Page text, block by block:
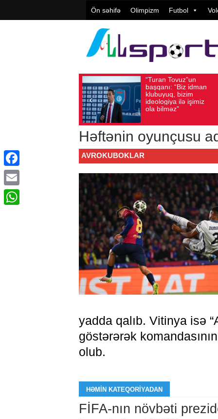
Ön səhifə Olimpizm Futbol
başqanı: “Biz idman
klubuyuq, bizim
ideologiya ilə işimiz
ola bilməz”
Avqust 05, 2026
Həftənin oyunçusu
AVROKUBOKLAR
yadda qalıb. Vitinya isə
göstərərək
olub.
HƏMIN KATEQORIYADAN
FİFA-nın növbəti
Facebook
Email